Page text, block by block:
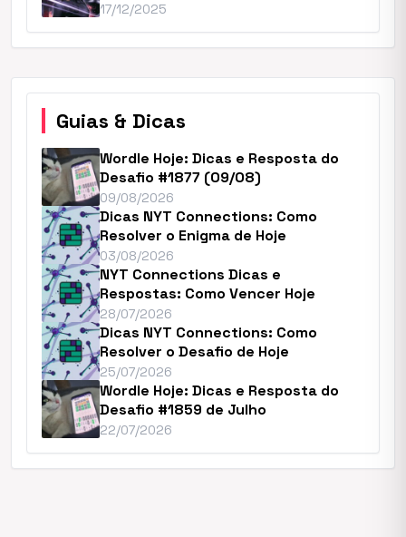
17/12/2025
Guias & Dicas
Wordle Hoje: Dicas e Resposta do
Desafio #1877 (09/08)
09/08/2026
Dicas NYT Connections: Como
Resolver o Enigma de Hoje
03/08/2026
NYT Connections Dicas e
Respostas: Como Vencer Hoje
28/07/2026
Dicas NYT Connections: Como
Resolver o Desafio de Hoje
25/07/2026
Wordle Hoje: Dicas e Resposta do
Desafio #1859 de Julho
22/07/2026